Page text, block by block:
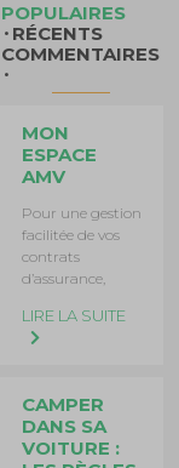
POPULAIRES
RÉCENTS
COMMENTAIRES
MON
ESPACE
AMV
Pour une gestion
facilitée de vos
contrats
d’assurance,
LIRE LA SUITE
CAMPER
DANS SA
VOITURE :